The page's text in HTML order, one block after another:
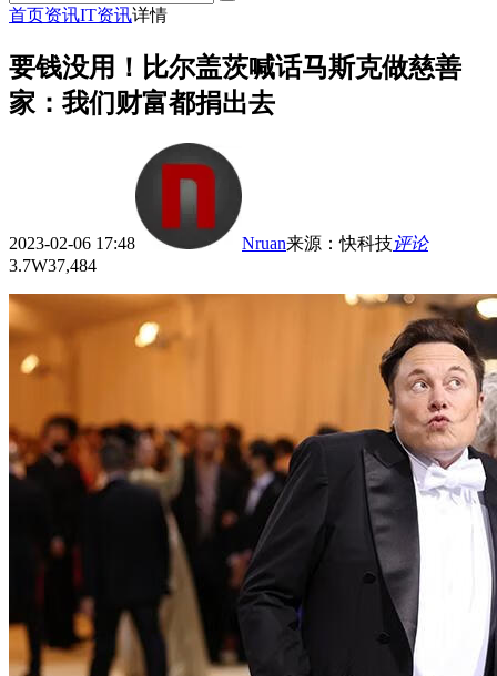
首页资讯IT资讯详情
要钱没用！比尔盖茨喊话马斯克做慈善
家：我们财富都捐出去
2023-02-06 17:48 Nruan来源 ：快科技评论
3.7W37,484